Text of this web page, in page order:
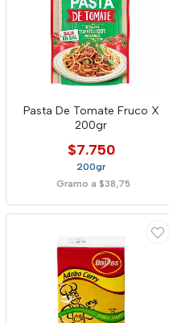
Pasta De Tomate Fruco X
200gr
$7.750
200gr
Gramo a $38,75